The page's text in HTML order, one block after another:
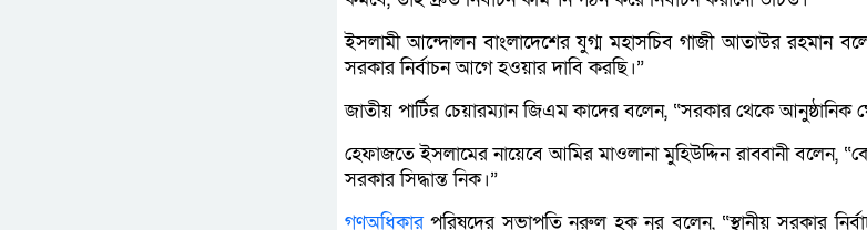
ইসলামী আন্দোলন বাংলাদেশের যুগ্ম মহাসচিব গাজী আতাউর রহমান
সরকার নির্বাচন আগে হওয়ার দাবি করছি।”
জাতীয় পার্টির চেয়ারম্যান জিএম কাদের বলেন, “সরকার থেকে আনুষ্ঠানিক
হেফাজতে ইসলামের নায়েবে আমির মাওলানা মুহিউদ্দিন রাব্বানী বলেন,
সরকার সিদ্ধান্ত নিক।”
গণঅধিকারপরিষদের সভাপতি নুরুল হক নুর বলেন, “স্থানীয় সরকার